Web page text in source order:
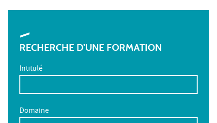
RECHERCHE D'UNE FORMATION
Intitulé
Domaine